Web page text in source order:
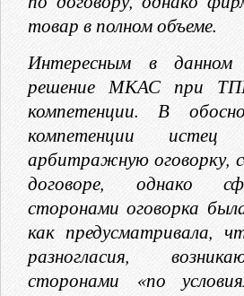
товар в полном объеме.
Интересным в данном
решение МКАС при
компетенции. В
компетенции истец
арбитражную оговорку,
договоре, однако
сторонами оговорка
как предусматривала,
разногласия,
сторонами «по